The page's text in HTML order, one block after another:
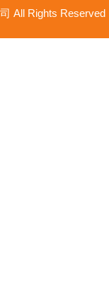
All Rights